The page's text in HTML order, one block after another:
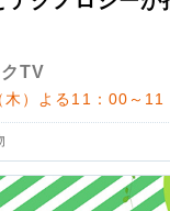
TV
）よる11：00～11